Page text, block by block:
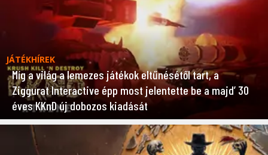
JÁTÉKHÍREK
Míg a világ a lemezes játékok eltűnésétől tart, a
Ziggurat Interactive épp most jelentette be a majd’ 30
éves KKnD új dobozos kiadását